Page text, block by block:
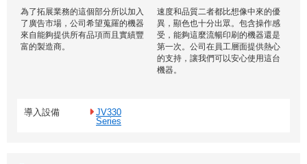
為了拓展業務的這個部分所以加入
了廣告市場，公司希望蒐羅的機器
來自能夠提供所有品項而且實績豐
富的製造商。
速度和品質二者都比想像中來的優
異，顯色也十分出眾。包含操作感
受，能夠這麼流暢印刷的機器還是
第一次。公司在員工層面提供熱心
的支持，讓我們可以安心使用這台
機器。
導入設備
JV330
Series